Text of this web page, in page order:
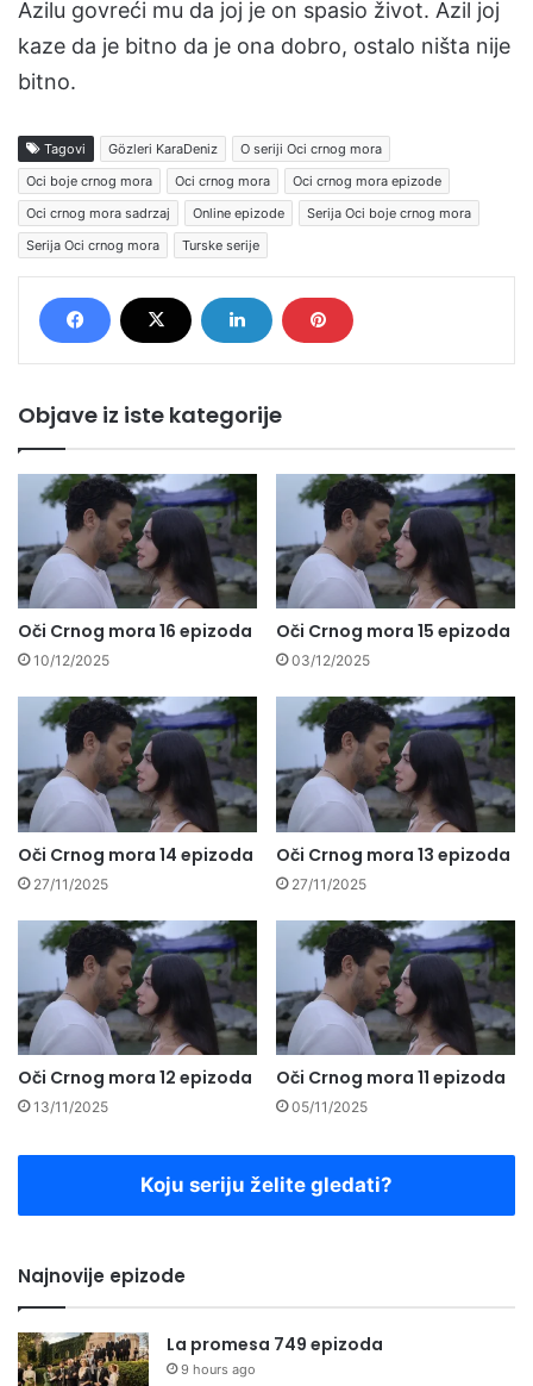
Azilu govreći mu da joj je on spasio život. Azil joj
kaze da je bitno da je ona dobro, ostalo ništa nije
bitno.
Tagovi Gözleri KaraDeniz
O seriji Oci crnog mora
Oci boje crnog mora
Oci crnog mora
Oci crnog mora epizode
Oci crnog mora sadrzaj
Online epizode
Serija Oci boje crnog mora
Serija Oci crnog mora
Turske serije
Objave iz iste kategorije
Oči Crnog mora 16 epizoda
10/12/2025
Oči Crnog mora 15 epizoda
03/12/2025
Oči Crnog mora 14 epizoda
27/11/2025
Oči Crnog mora 13 epizoda
27/11/2025
Oči Crnog mora 12 epizoda
13/11/2025
Oči Crnog mora 11 epizoda
05/11/2025
Koju seriju želite gledati?
Najnovije epizode
La promesa 749 epizoda
9 hours ago